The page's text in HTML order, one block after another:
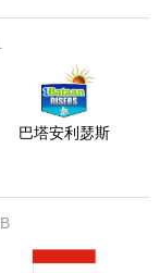
巴塔安利瑟斯